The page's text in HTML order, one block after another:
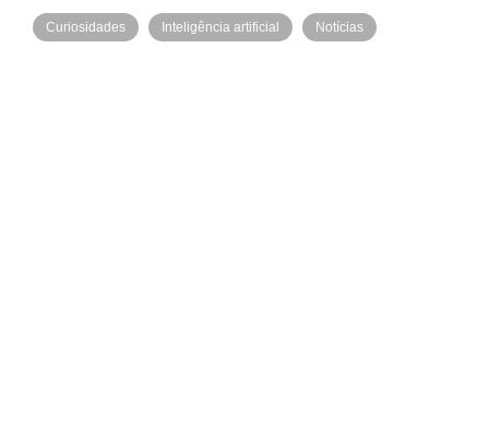
Curiosidades Inteligência artificial Notícias